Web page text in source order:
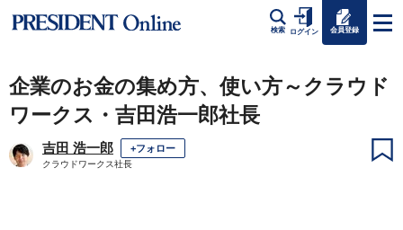
検索 ログイン 会員登録
企業のお金の集め方、使い方～クラウド
ワークス・吉田浩一郎社長
吉田 浩一郎 +フォロー
クラウドワークス社長